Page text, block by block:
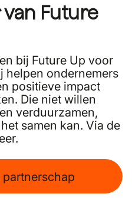
Future
bij Future Up voor
helpen ondernemers
positieve impact
Die niet willen
verduurzamen,
samen kan. Via de